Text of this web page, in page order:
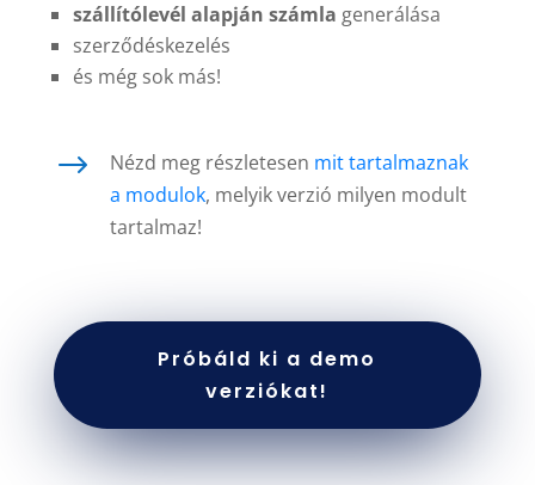
szállítólevél alapján számla generálása
szerződéskezelés
és még sok más!
$ Nézd meg részletesen mit tartalmaznak
a modulok, melyik verzió milyen modult
tartalmaz!
Próbáld ki a demo
verziókat!